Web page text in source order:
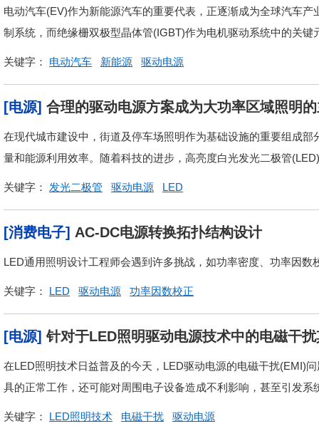
电动汽车(EV)作为新能源汽车的重要代表，正逐渐成为全球汽车
制系统，而绝缘栅双极型晶体管(IGBT)作为电机驱动系统中的关
关键字： 电动汽车 新能源 驱动电源
[电源] 合理的驱动电源方案成为大功率区域照明
在现代城市建设中，街道及停车场照明作为基础设施的重要组成
量和能源利用效率。随着科技的进步，高亮度白光发光二极管
关键字： 发光二极管 驱动电源 LED
[消费电子] AC-DC电源转换拓扑结构设计
LED通用照明设计工程师会遇到许多挑战，如功率密度、功率因数
关键字： LED 驱动电源 功率因数校正
[电源] 针对于LED照明驱动电源技术中的电磁干
在LED照明技术日益普及的今天，LED驱动电源的电磁干扰(EMI)
具的正常工作，还可能对周围电子设备造成不利影响，甚至引发
关键字： LED照明技术 电磁干扰 驱动电源